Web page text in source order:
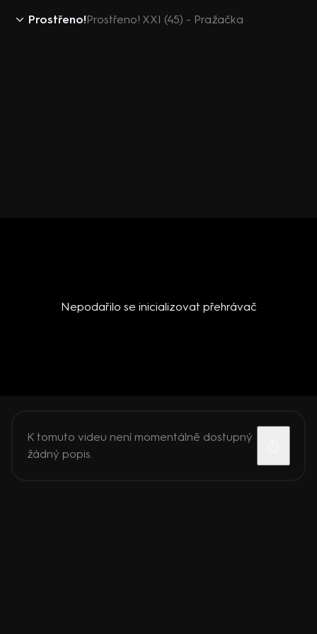
Prostřeno!Prostřeno! XXI (45) - Pražačka
Nepodařilo se inicializovat přehrávač
K tomuto videu není momentálně dostupný
žádný popis.